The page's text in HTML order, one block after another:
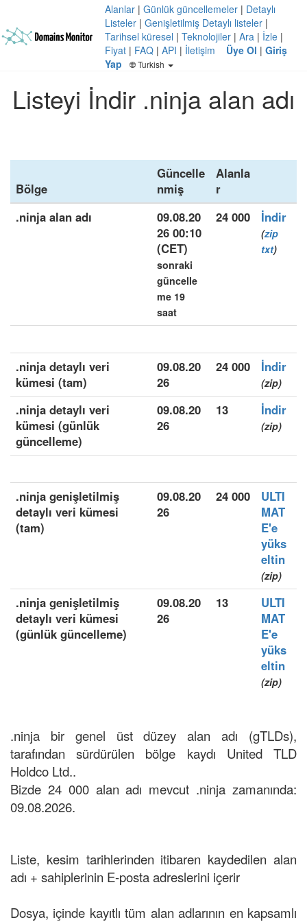
Alanlar | Günlük güncellemeler | Detaylı
Listeler | Genişletilmiş Detaylı listeler |
Tarihsel küresel | Teknolojiler | Ara | İzle |
Fiyat | FAQ | API | İletişim Üye Ol | Giriş
Yap
Turkish
Listeyi İndir .ninja alan adı
Bölge
Güncelle
nmiş
Alanla
r
.ninja alan adı
09.08.20
26 00:10
(CET)
sonraki
güncelle
me 19
saat
24 000 İndir
(zip
txt)
.ninja detaylı veri
kümesi (tam)
09.08.20
26
24 000 İndir
(zip)
.ninja detaylı veri
kümesi (günlük
güncelleme)
09.08.20
26
13 İndir
(zip)
.ninja genişletilmiş
detaylı veri kümesi
(tam)
09.08.20
26
24 000
ULTI
MAT
E'e
yüks
eltin
(zip)
.ninja genişletilmiş
detaylı veri kümesi
(günlük güncelleme)
09.08.20
26
13
ULTI
MAT
E'e
yüks
eltin
(zip)
.ninja bir genel üst düzey alan adı (gTLDs),
tarafından sürdürülen bölge kaydı United TLD
Holdco Ltd..
Bizde 24 000 alan adı mevcut .ninja zamanında:
09.08.2026.
Liste, kesim tarihlerinden itibaren kaydedilen alan
adı + sahiplerinin E-posta adreslerini içerir
Dosya, içinde kayıtlı tüm alan adlarının en kapsamlı